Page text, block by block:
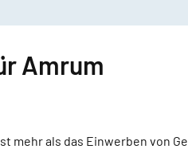
Amrum
mehr als das Einwerben von